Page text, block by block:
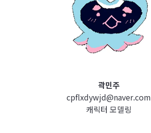
곽민주
cpflxdywjd@naver.com
캐릭터 모델링